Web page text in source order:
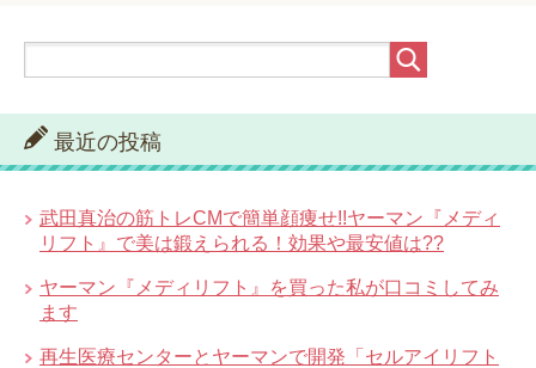
最近の投稿
武田真治の筋トレCMで簡単顔痩せ!!ヤーマン『メディ
リフト』で美は鍛えられる！効果や最安値は??
ヤーマン『メディリフト』を買った私が口コミしてみ
ます
再生医療センターとヤーマンで開発「セルアイリフト